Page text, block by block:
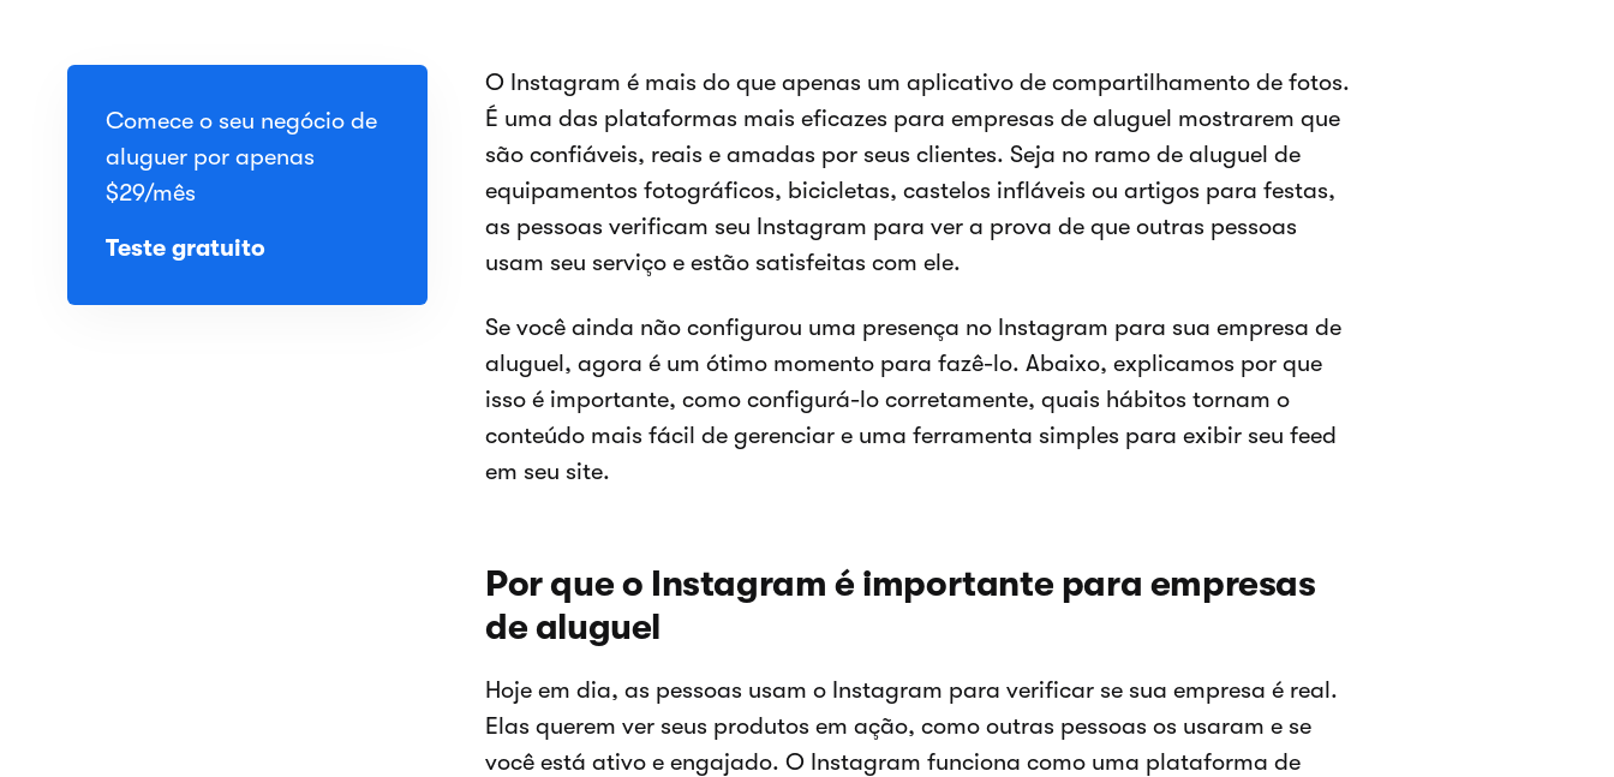
Comece o seu negócio de
aluguer por apenas
$29/mês
Teste gratuito
O Instagram é mais do que apenas um aplicativo de compartilhamento de fotos.
É uma das plataformas mais eficazes para empresas de aluguel mostrarem que
são confiáveis, reais e amadas por seus clientes. Seja no ramo de aluguel de
equipamentos fotográficos, bicicletas, castelos infláveis ou artigos para festas,
as pessoas verificam seu Instagram para ver a prova de que outras pessoas
usam seu serviço e estão satisfeitas com ele.
Se você ainda não configurou uma presença no Instagram para sua empresa de
aluguel, agora é um ótimo momento para fazê-lo. Abaixo, explicamos por que
isso é importante, como configurá-lo corretamente, quais hábitos tornam o
conteúdo mais fácil de gerenciar e uma ferramenta simples para exibir seu feed
em seu site.
Por que o Instagram é importante para empresas
de aluguel
Hoje em dia, as pessoas usam o Instagram para verificar se sua empresa é real.
Elas querem ver seus produtos em ação, como outras pessoas os usaram e se
você está ativo e engajado. O Instagram funciona como uma plataforma de